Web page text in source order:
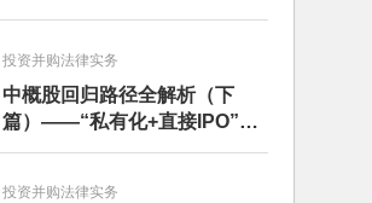
（第四版）出版
投资并购法律实务
中概股回归路径全解析（下
篇）——“私有化+直接IPO”和
CDR
投资并购法律实务